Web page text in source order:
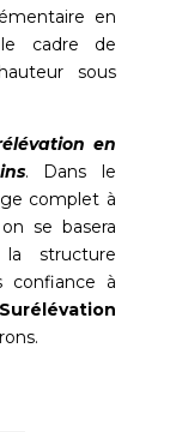
en
cadre de
sous
en
. Dans le
complet à
se basera
structure
confiance à
Surélévation